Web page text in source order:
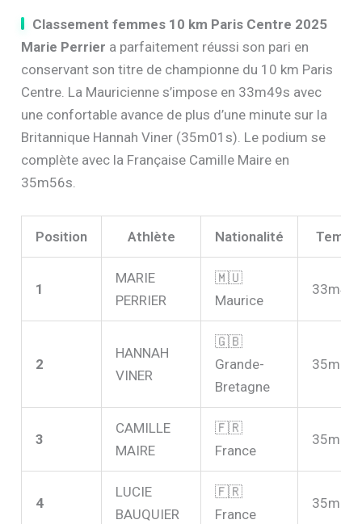
Classement femmes 10 km Paris Centre 2025
Marie Perrier a parfaitement réussi son pari en
conservant son titre de championne du 10 km Paris
Centre. La Mauricienne s’impose en 33m49s avec
une confortable avance de plus d’une minute sur la
Britannique Hannah Viner (35m01s). Le podium se
complète avec la Française Camille Maire en
35m56s.
Position Athlète Nationalité Temps
1
MARIE
PERRIER
🇲🇺
Maurice
2
HANNAH
VINER
🇬🇧
Grande-
Bretagne
3
CAMILLE
MAIRE
🇫🇷
France
4
LUCIE
BAUQUIER
🇫🇷
France